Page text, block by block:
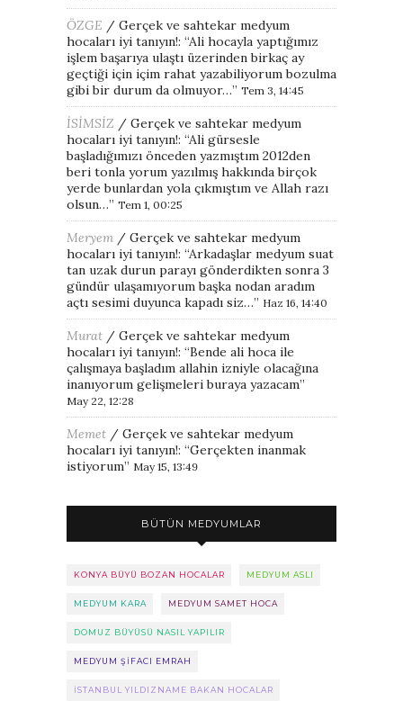
ÖZGE / Gerçek ve sahtekar medyum
hocaları iyi tanıyın!: “Ali hocayla yaptığımız
işlem başarıya ulaştı üzerinden birkaç ay
geçtiği için içim rahat yazabiliyorum bozulma
gibi bir durum da olmuyor…” Tem 3, 14:45
İSİMSİZ / Gerçek ve sahtekar medyum
hocaları iyi tanıyın!: “Ali gürsesle
başladığımızı önceden yazmıştım 2012den
beri tonla yorum yazılmış hakkında birçok
yerde bunlardan yola çıkmıştım ve Allah razı
olsun…” Tem 1, 00:25
Meryem / Gerçek ve sahtekar medyum
hocaları iyi tanıyın!: “Arkadaşlar medyum suat
tan uzak durun parayı gönderdikten sonra 3
gündür ulaşamıyorum başka nodan aradım
açtı sesimi duyunca kapadı siz…” Haz 16, 14:40
Murat / Gerçek ve sahtekar medyum
hocaları iyi tanıyın!: “Bende ali hoca ile
çalışmaya başladım allahin izniyle olacağına
inanıyorum gelişmeleri buraya yazacam”
May 22, 12:28
Memet / Gerçek ve sahtekar medyum
hocaları iyi tanıyın!: “Gerçekten inanmak
istiyorum” May 15, 13:49
BÜTÜN MEDYUMLAR
KONYA BÜYÜ BOZAN HOCALAR MEDYUM ASLI
MEDYUM KARA MEDYUM SAMET HOCA
DOMUZ BÜYÜSÜ NASIL YAPILIR
MEDYUM ŞIFACI EMRAH
ISTANBUL YILDIZNAME BAKAN HOCALAR